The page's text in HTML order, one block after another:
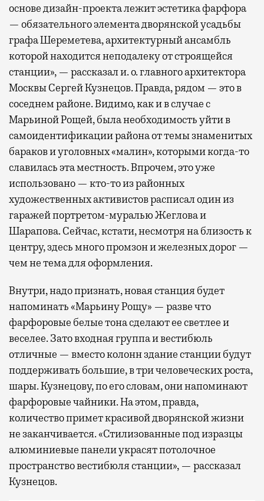
основе дизайн-проекта лежит эстетика фарфора
— обязательного элемента дворянской усадьбы
графа Шереметева, архитектурный ансамбль
которой находится неподалеку от строящейся
станции», — рассказал и. о. главного архитектора
Москвы Сергей Кузнецов. Правда, рядом — это в
соседнем районе. Видимо, как и в случае с
Марьиной Рощей, была необходимость уйти в
самоидентификации района от темы знаменитых
бараков и уголовных «малин», которыми когда-то
славилась эта местность. Впрочем, это уже
использовано — кто-то из районных
художественных активистов расписал один из
гаражей портретом-муралью Жеглова и
Шарапова. Сейчас, кстати, несмотря на близость к
центру, здесь много промзон и железных дорог —
чем не тема для оформления.
Внутри, надо признать, новая станция будет
напоминать «Марьину Рощу» — разве что
фарфоровые белые тона сделают ее светлее и
веселее. Зато входная группа и вестибюль
отличные — вместо колонн здание станции будут
поддерживать большие, в три человеческих роста,
шары. Кузнецову, по его словам, они напоминают
фарфоровые чайники. На этом, правда,
количество примет красивой дворянской жизни
не заканчивается. «Стилизованные под изразцы
алюминиевые панели украсят потолочное
пространство вестибюля станции», — рассказал
Кузнецов.